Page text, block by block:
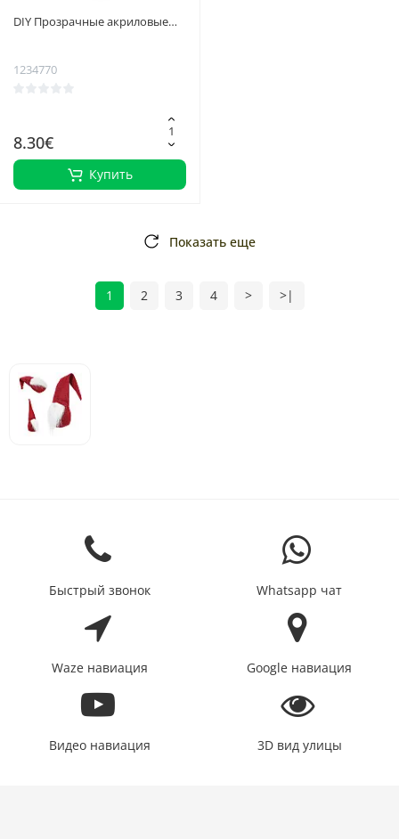
DIY Прозрачные акриловые
персонализируемых
1234770
8.30€
Купить
Показать еще
1 2 3 4 > >|
Быстрый звонок Whatsapp чат
Waze навиация Google навиация
Видео навиация 3D вид улицы